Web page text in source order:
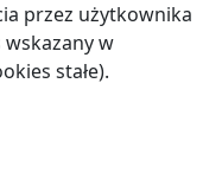
przez użytkownika
w
stałe).